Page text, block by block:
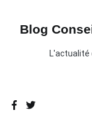
contenuBlog
L'actualité